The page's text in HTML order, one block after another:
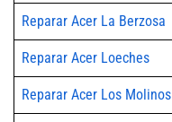
Reparar Acer La Berzosa
Reparar Acer Loeches
Reparar Acer Los Molinos